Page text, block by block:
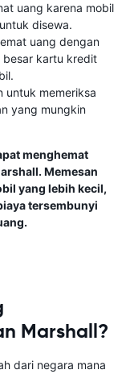
uang karena mobil
disewa.
uang dengan
besar kartu kredit
untuk memeriksa
yang mungkin
menghemat
Memesan
yang lebih kecil,
tersembunyi
Marshall?
dari negara mana